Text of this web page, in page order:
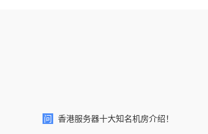
问 香港服务器十大知名机房介绍！